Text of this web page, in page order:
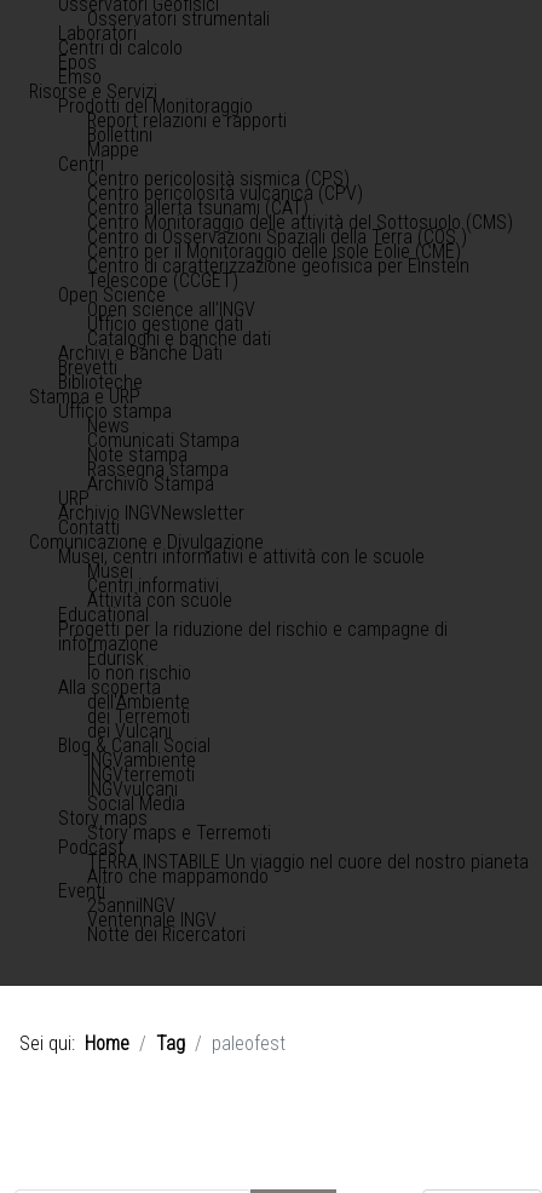
Osservatori strumentali
Laboratori
Centri di calcolo
Epos
Emso
Risorse e Servizi
Prodotti del Monitoraggio
Report relazioni e rapporti
Bollettini
Mappe
Centri
Centro pericolosità sismica (CPS)
Centro pericolosità vulcanica (CPV)
Centro allerta tsunami (CAT)
Centro Monitoraggio delle attività del Sottosuolo (CMS)
Centro di Osservazioni Spaziali della Terra (COS )
Centro per il Monitoraggio delle Isole Eolie (CME)
Centro di caratterizzazione geofisica per Einstein
Telescope (CCGET)
Open Science
Open science all'INGV
Ufficio gestione dati
Cataloghi e banche dati
Archivi e Banche Dati
Brevetti
Biblioteche
Stampa e URP
Ufficio stampa
News
Comunicati Stampa
Note stampa
Rassegna stampa
Archivio Stampa
URP
Archivio INGVNewsletter
Contatti
Comunicazione e Divulgazione
Musei, centri informativi e attività con le scuole
Musei
Centri informativi
Attività con scuole
Educational
Progetti per la riduzione del rischio e campagne di
informazione
Edurisk
Io non rischio
Alla scoperta
dell'Ambiente
dei Terremoti
dei Vulcani
Blog & Canali Social
INGVambiente
INGVterremoti
INGVvulcani
Social Media
Story maps
Story maps e Terremoti
Podcast
TERRA INSTABILE Un viaggio nel cuore del nostro pianeta
Altro che mappamondo
Eventi
25anniINGV
Ventennale INGV
Notte dei Ricercatori
Sei qui: Home Tag paleofest